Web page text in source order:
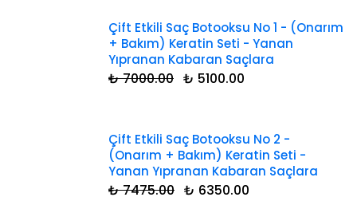
Çift Etkili Saç Botooksu No 1 - (Onarım
+ Bakım) Keratin Seti - Yanan
Yıpranan Kabaran Saçlara
₺ 7000.00 ₺ 5100.00
Çift Etkili Saç Botooksu No 2 -
(Onarım + Bakım) Keratin Seti -
Yanan Yıpranan Kabaran Saçlara
₺ 7475.00 ₺ 6350.00